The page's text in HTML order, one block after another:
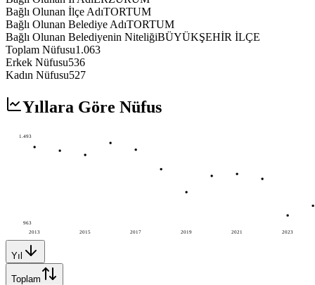
Bağlı Olunan İlçe AdıTORTUM
Bağlı Olunan Belediye AdıTORTUM
Bağlı Olunan Belediyenin NiteliğiBÜYÜKŞEHİR İLÇE
Toplam Nüfusu1.063
Erkek Nüfusu536
Kadın Nüfusu527
Yıllara Göre Nüfus
2013 2015 2017 2019 2021 2023
1.493
963
Yıl
Toplam